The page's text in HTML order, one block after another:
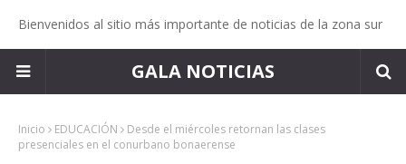
Bienvenidos al sitio más importante de noticias de la zona sur
GALA NOTICIAS
Inicio EDUCACIÓN
Desde el miércoles retornan las clases
presenciales en el conurbano bonaerense